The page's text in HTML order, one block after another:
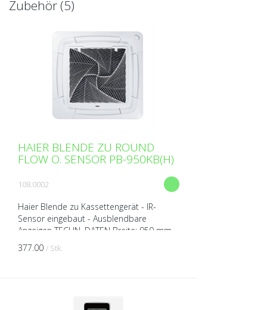
Zubehör (5)
HAIER BLENDE ZU ROUND
FLOW O. SENSOR PB-950KB(H)
108.0002
Haier Blende zu Kassettengerät - IR-
Sensor eingebaut - Ausblendbare
Anzeigen TECHN. DATEN Breite: 950 mm
Höhe: 50mm Tiefe: 950 mm Gewicht: 6,5
kg
377.00 / Stk.